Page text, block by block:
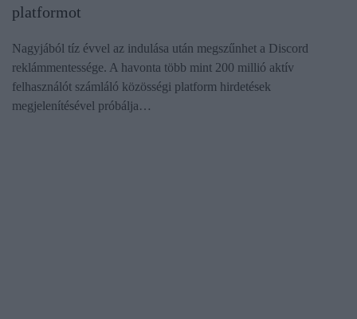
platformot
Nagyjából tíz évvel az indulása után megszűnhet a Discord
reklámmentessége. A havonta több mint 200 millió aktív
felhasználót számláló közösségi platform hirdetések
megjelenítésével próbálja…